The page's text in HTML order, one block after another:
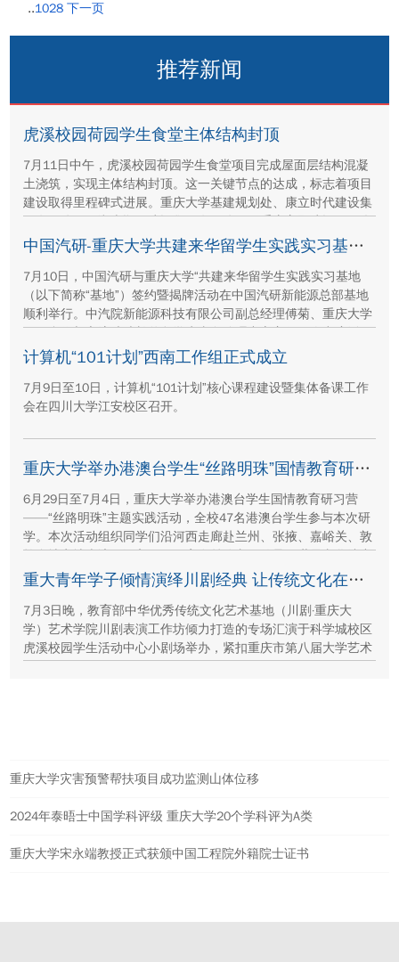
..1028 下一页
推荐新闻
虎溪校园荷园学生食堂主体结构封顶
7月11日中午，虎溪校园荷园学生食堂项目完成屋面层结构混凝
土浇筑，实现主体结构封顶。这一关键节点的达成，标志着项目
建设取得里程碑式进展。重庆大学基建规划处、康立时代建设集
团有限公司、湖南顺天建设集团有限公司、重庆方郡建设工程咨
询有限公司等参建单位代表现场参与封顶仪式。
中国汽研-重庆大学共建来华留学生实践实习基地签约暨揭牌活动举行
7月10日，中国汽研与重庆大学“共建来华留学生实践实习基地
（以下简称“基地”）签约暨揭牌活动在中国汽研新能源总部基地
顺利举行。中汽院新能源科技有限公司副总经理傅菊、重庆大学
国际合作与交流处处长兼留学生事务管理中心主任阳春出席活
动，双方相关职能负责人、教师代表及来华留学生代表共同参
与。
计算机“101计划”西南工作组正式成立
7月9日至10日，计算机“101计划”核心课程建设暨集体备课工作
会在四川大学江安校区召开。
重庆大学举办港澳台学生“丝路明珠”国情教育研习营
6月29日至7月4日，重庆大学举办港澳台学生国情教育研习营
——“丝路明珠”主题实践活动，全校47名港澳台学生参与本次研
学。本次活动组织同学们沿河西走廊赴兰州、张掖、嘉峪关、敦
煌多地实地走访，深入了解国家在丝路文明传承、世界文化遗产
保护、西北地质生态治理等方面的建设成就与发展路径。
重大青年学子倾情演绎川剧经典 让传统文化在校园“活”起来
7月3日晚，教育部中华优秀传统文化艺术基地（川剧·重庆大
学）艺术学院川剧表演工作坊倾力打造的专场汇演于科学城校区
虎溪校园学生活动中心小剧场举办，紧扣重庆市第八届大学艺术
重庆大学灾害预警帮扶项目成功监测山体位移
2024年泰晤士中国学科评级 重庆大学20个学科评为A类
重庆大学宋永端教授正式获颁中国工程院外籍院士证书